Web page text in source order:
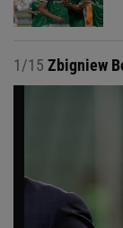
1/15 Zbigniew